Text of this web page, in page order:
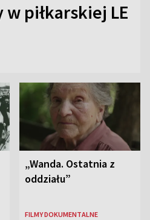
piłkarskiej LE
„Wanda. Ostatnia z
oddziału”
FILMY DOKUMENTALNE